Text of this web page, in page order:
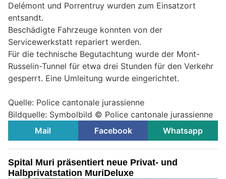
Delémont und Porrentruy wurden zum Einsatzort
entsandt.
Beschädigte Fahrzeuge konnten von der
Servicewerkstatt repariert werden.
Für die technische Begutachtung wurde der Mont-
Russelin-Tunnel für etwa drei Stunden für den Verkehr
gesperrt. Eine Umleitung wurde eingerichtet.
Quelle: Police cantonale jurassienne
Bildquelle: Symbolbild © Police cantonale jurassienne
Mail
Facebook Whatsapp
Spital Muri präsentiert neue Privat- und
Halbprivatstation MuriDeluxe